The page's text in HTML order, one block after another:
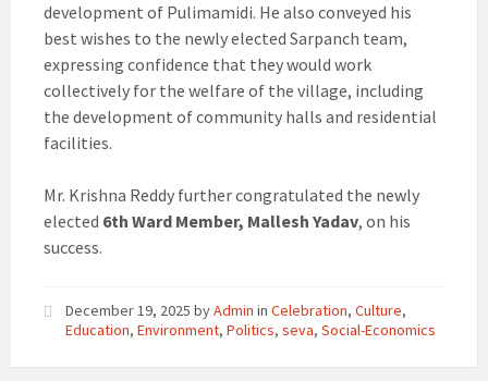
development of Pulimamidi. He also conveyed his
best wishes to the newly elected Sarpanch team,
expressing confidence that they would work
collectively for the welfare of the village, including
the development of community halls and residential
facilities.
Mr. Krishna Reddy further congratulated the newly
elected 6th Ward Member, Mallesh Yadav, on his
success.
December 19, 2025 byAdmin in Celebration, Culture,
Education, Environment, Politics, seva, Social-Economics